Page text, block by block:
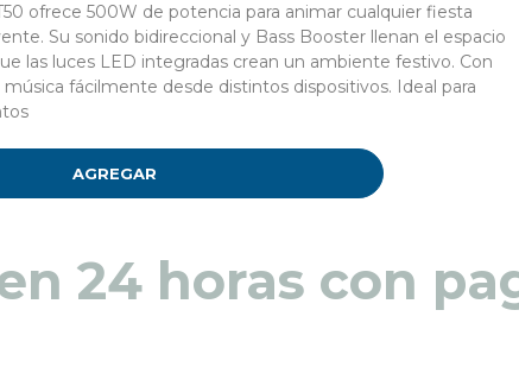
ofrece 500W de potencia para animar cualquier fiesta
Su sonido bidireccional y Bass Booster llenan el espacio
las luces LED integradas crean un ambiente festivo. Con
fácilmente desde distintos dispositivos. Ideal para
AGREGAR
48 a 72 horas